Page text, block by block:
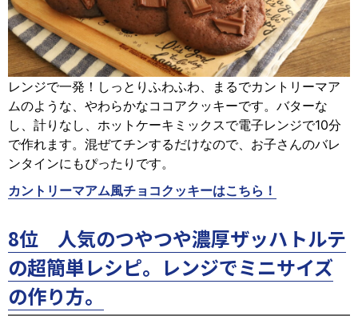
レンジで一発！しっとりふわふわ、まるでカントリーマア
ムのような、やわらかなココアクッキーです。バターな
し、計りなし、ホットケーキミックスで電子レンジで10分
で作れます。混ぜてチンするだけなので、お子さんのバレ
ンタインにもぴったりです。
カントリーマアム風チョコクッキーはこちら！
8位 人気のつやつや濃厚ザッハトルテ
の超簡単レシピ。レンジでミニサイズ
の作り方。